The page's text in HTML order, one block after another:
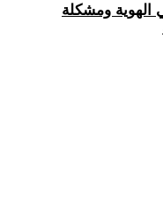
الهوية ومشكلة